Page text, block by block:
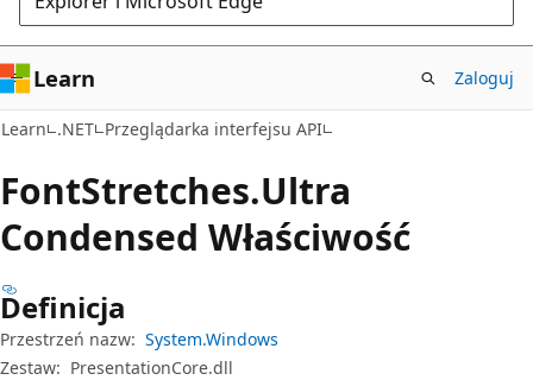
Learn Zaloguj
Learn .NET Przeglądarka interfejsu API
FontStretches.Ultra
Condensed Właściwość
Definicja
Przestrzeń nazw: System.Windows
Zestaw: PresentationCore.dll